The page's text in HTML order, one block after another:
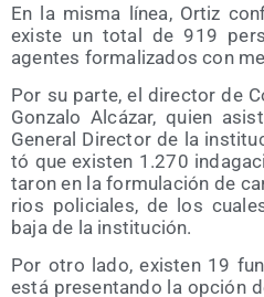
En la mis­ma línea, Ortiz
exis­te un total de 919
agen­tes for­ma­li­za­dos con
Por su par­te, el direc­tor de
Gon­za­lo Alcá­zar, quien
Gene­ral Direc­tor de la
tó que exis­ten 1.270
ta­ron en la for­mu­la­ción de
rios poli­cia­les, de los
baja de la institución.
Por otro lado, exis­ten 19
está pre­sen­tan­do la opción